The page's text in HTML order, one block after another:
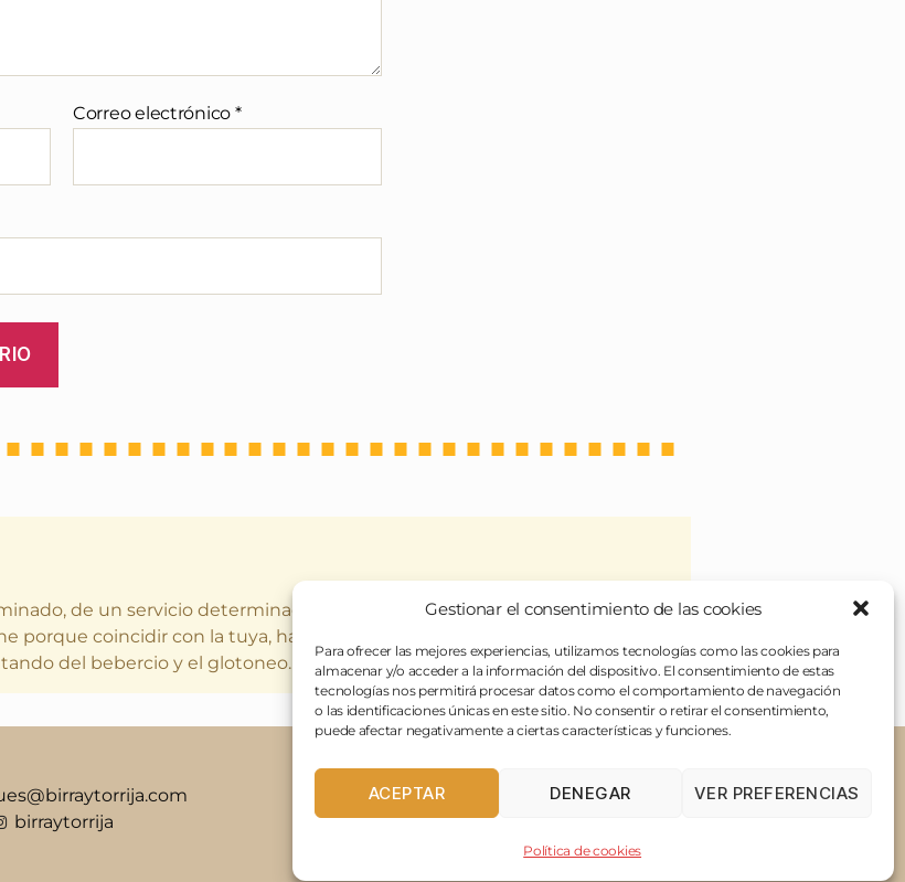
Gestionar el consentimiento de las cookies
Para ofrecer las mejores experiencias, utilizamos tecnologías como las cookies para
almacenar y/o acceder a la información del dispositivo. El consentimiento de estas
tecnologías nos permitirá procesar datos como el comportamiento de navegación
o las identificaciones únicas en este sitio. No consentir o retirar el consentimiento,
puede afectar negativamente a ciertas características y funciones.
ACEPTAR DENEGAR VER PREFERENCIAS
Política de cookies
Correo electrónico *
de un servicio determinado (o varios a veces), de unos platos
porque coincidir con la tuya, hay gustos diferentes para todo. Si en algo
del bebercio y el glotoneo.
birraytorrija
Birra y Torrija © 2022